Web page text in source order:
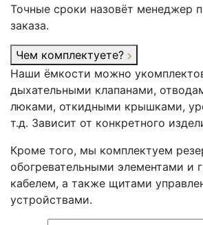
Точные сроки назовёт менеджер
заказа.
Чем комплектуете?
Наши ёмкости можно
дыхательными клапанами,
люками, откидными крышками,
т.д. Зависит от конкретного
Кроме того, мы комплектуем
обогревательными элементами и
кабелем, а также щитами
устройствами.